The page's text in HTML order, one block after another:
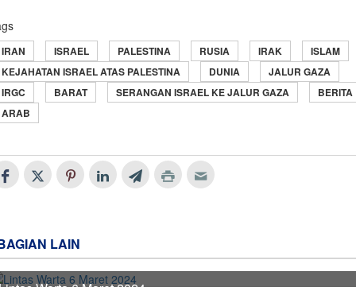
IRAN ISRAEL PALESTINA RUSIA IRAK
ISLAM
KEJAHATAN ISRAEL ATAS PALESTINA
DUNIA
JALUR GAZA
IRGC
BARAT SERANGAN ISRAEL KE JALUR GAZA
BERITA
ARAB
LAIN